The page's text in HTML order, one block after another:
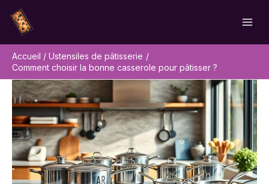
contenu
Accueil
Ustensiles de pâtisserie
Comment choisir la bonne casserole pour pâtisser ?
Rechercher